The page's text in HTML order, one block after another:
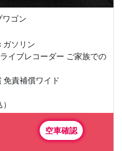
ゴン
ガソリン
イブレコーダー ご家族での
責補償ワイド
空車確認